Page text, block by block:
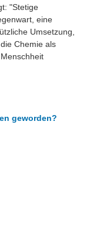
"Stetige
eine
Umsetzung,
Chemie als
geworden?